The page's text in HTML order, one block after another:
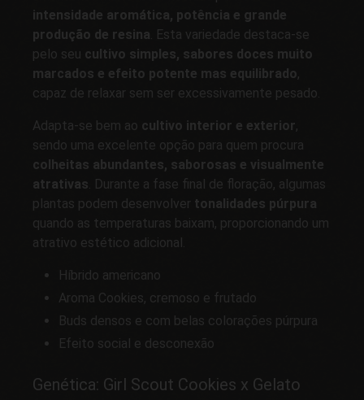
intensidade aromática, potência e grande
produção de resina . Esta variedade destaca-se
pelo seu cultivo simples, sabores doces muito
marcados e efeito potente mas equilibrado,
capaz de relaxar sem ser excessivamente pesado.
Adapta-se bem ao cultivo interior e exterior,
sendo uma excelente opção para quem procura
colheitas abundantes, saborosas e visualmente
atrativas . Durante a fase final de floração, algumas
plantas podem desenvolver tonalidades púrpura
quando as temperaturas baixam, proporcionando um
atrativo estético adicional.
Híbrido americano
Aroma Cookies, cremoso e frutado
Buds densos e com belas colorações púrpura
Efeito social e desconexão
Genética: Girl Scout Cookies x Gelato